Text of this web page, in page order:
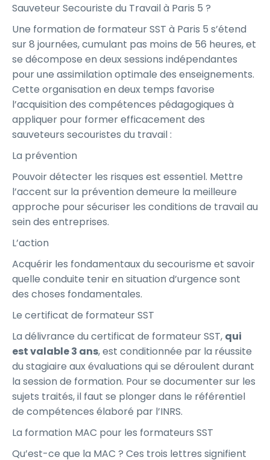
Sauveteur Secouriste du Travail à Paris 5 ?
Une formation de formateur SST à Paris 5 s’étend
sur 8 journées, cumulant pas moins de 56 heures, et
se décompose en deux sessions indépendantes
pour une assimilation optimale des enseignements.
Cette organisation en deux temps favorise
l’acquisition des compétences pédagogiques à
appliquer pour former efficacement des
sauveteurs secouristes du travail :
La prévention
Pouvoir détecter les risques est essentiel. Mettre
l’accent sur la prévention demeure la meilleure
approche pour sécuriser les conditions de travail au
sein des entreprises.
L’action
Acquérir les fondamentaux du secourisme et savoir
quelle conduite tenir en situation d’urgence sont
des choses fondamentales.
Le certificat de formateur SST
La délivrance du certificat de formateur SST, qui
est valable 3 ans, est conditionnée par la réussite
du stagiaire aux évaluations qui se déroulent durant
la session de formation. Pour se documenter sur les
sujets traités, il faut se plonger dans le référentiel
de compétences élaboré par l’INRS.
La formation MAC pour les formateurs SST
Qu’est-ce que la MAC ? Ces trois lettres signifient